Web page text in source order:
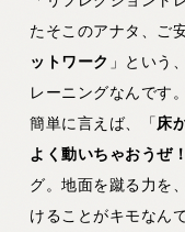
たそこのアナタ、ご
ットワーク 」という
レーニングなんです。
簡単に言えば、「床
よく動いちゃおうぜ！
グ。地面を蹴る力を
けることがキモなんで